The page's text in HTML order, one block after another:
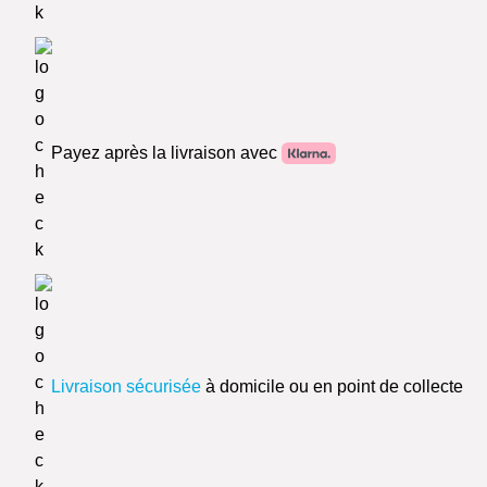
Payez après la livraison avec
Livraison sécurisée à domicile ou en point de collecte